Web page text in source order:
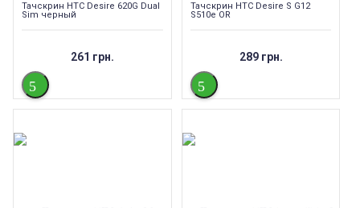
Тачскрин HTC Desire 620G Dual
Sim черный
261 грн.
Тачскрин HTC Desire S G12
S510e OR
289 грн.